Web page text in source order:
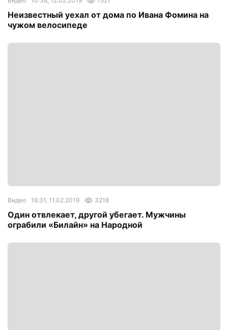
Неизвестный уехал от дома по Ивана Фомина на
чужом велосипеде
Видео 16:31, 11.02.2019 3218
Один отвлекает, другой убегает. Мужчины
ограбили «Билайн» на Народной